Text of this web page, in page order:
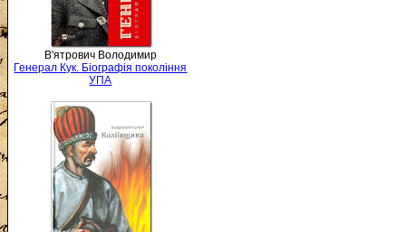
В'ятрович Володимир
Генерал Кук. Біографія покоління
УПА